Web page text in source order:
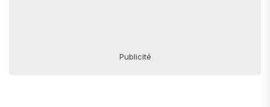
Publicité